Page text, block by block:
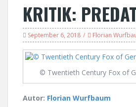
KRITIK:
September 6, 2018 Florian
© Twentieth Century Fox of
Autor: Florian Wurfbaum